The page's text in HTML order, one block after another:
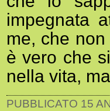
impegnata
me, che
è vero che
nella vita,
PUBBLICATO 15